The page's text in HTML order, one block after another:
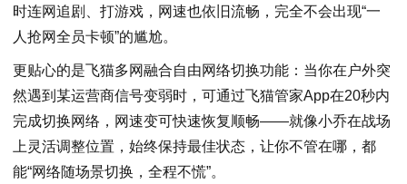
时连网追剧、打游戏，网速也依旧流畅，完全不会出现“一
人抢网全员卡顿”的尴尬。
更贴心的是飞猫多网融合自由网络切换功能：当你在户外突
然遇到某运营商信号变弱时，可通过飞猫管家App在20秒内
完成切换网络，网速变可快速恢复顺畅——就像小乔在战场
上灵活调整位置，始终保持最佳状态，让你不管在哪，都
能“网络随场景切换，全程不慌”。